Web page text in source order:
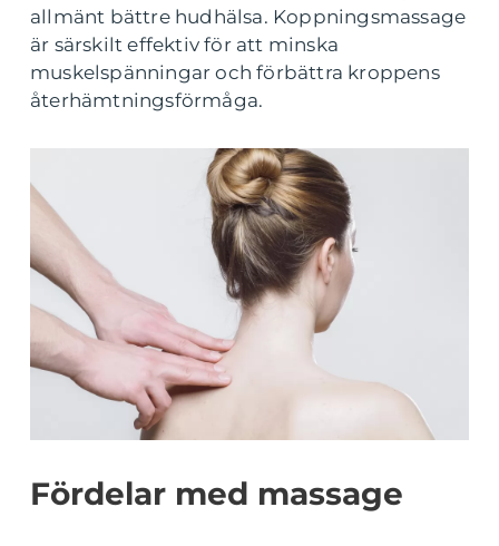
allmänt bättre hudhälsa. Koppningsmassage
är särskilt effektiv för att minska
muskelspänningar och förbättra kroppens
återhämtningsförmåga.
Fördelar med massage